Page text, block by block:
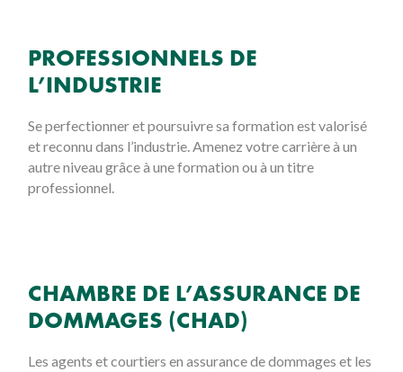
PROFESSIONNELS DE
L’INDUSTRIE
Se perfectionner et poursuivre sa formation est valorisé
et reconnu dans l’industrie. Amenez votre carrière à un
autre niveau grâce à une formation ou à un titre
professionnel.
CHAMBRE DE L’ASSURANCE DE
DOMMAGES (CHAD)
Les agents et courtiers en assurance de dommages et les